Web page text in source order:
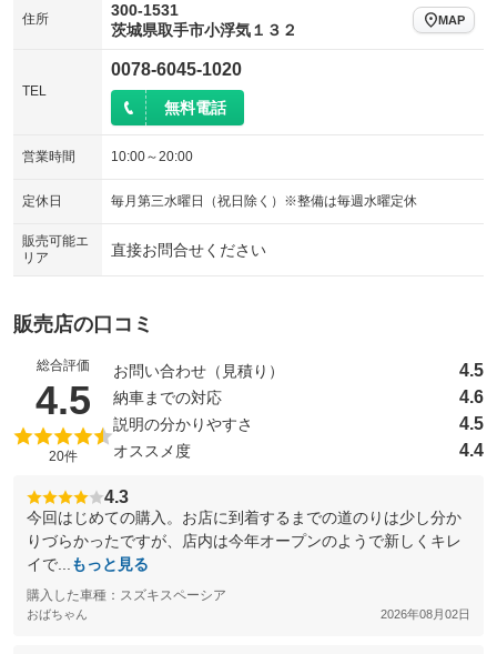
住所
300-1531
茨城県取手市小浮気１３２
MAP
TEL
0078-6045-1020
無料電話
営業時間 10:00～20:00
定休日 毎月第三水曜日（祝日除く）※整備は毎週水曜定休
販売可能エ
リア
直接お問合せください
販売店の口コミ
総合評価
4.5 （5点満点中）
20件
お問い合わせ（見積り） 4.5
納車までの対応 4.6
説明の分かりやすさ 4.5
オススメ度 4.4
4.3
今回はじめての購入。お店に到着するまでの道のりは少し分か
りづらかったですが、店内は今年オープンのようで新しくキレ
イで...
もっと見る
購入した車種：スズキスペーシア
おばちゃん 2026年08月02日